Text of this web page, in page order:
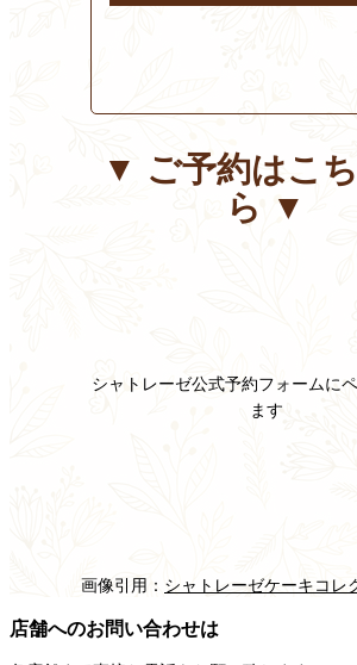
▼ ご予約はこ
ら ▼
シャトレーゼ公式予約フォームに
ます
画像引用： シャトレーゼケーキコレ
店舗へのお問い合わせは